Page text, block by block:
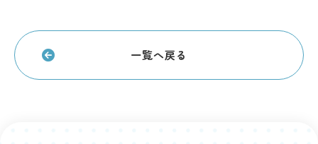
一覧へ戻る